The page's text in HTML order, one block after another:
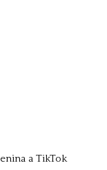
a TikTok